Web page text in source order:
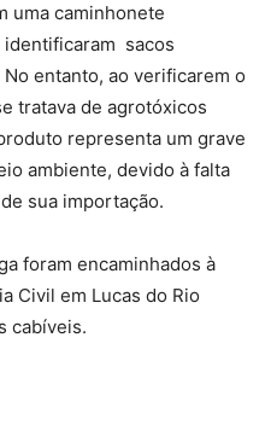
uma caminhonete
identificaram sacos
entanto, ao verificarem o
tratava de agrotóxicos
representa um grave
ambiente, devido à falta
sua importação.
foram encaminhados à
Civil em Lucas do Rio
cabíveis.